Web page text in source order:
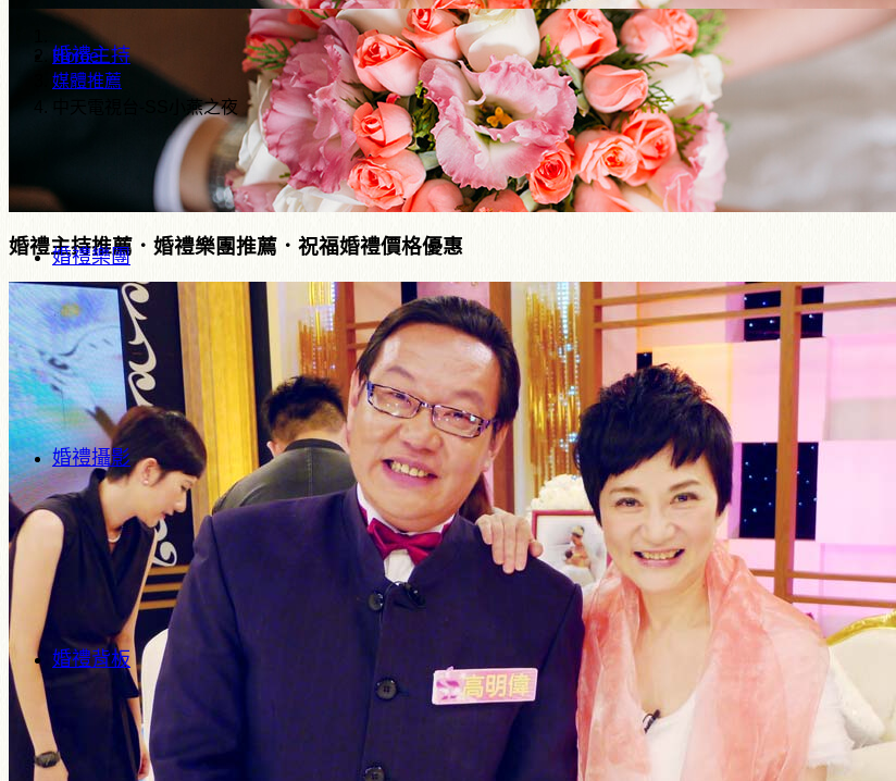
婚禮主持
婚禮樂團
婚禮攝影
婚禮背板
Home
媒體推薦
中天電視台-SS小燕之夜
婚禮主持推薦．婚禮樂團推薦．祝福婚禮價格優惠